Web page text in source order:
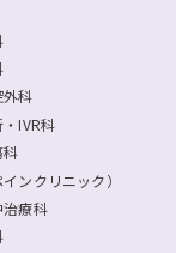
科
IVR科
科
ンクリニック）
療科